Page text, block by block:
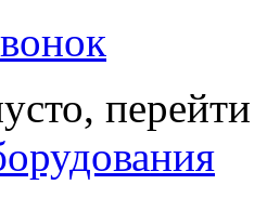
перейти